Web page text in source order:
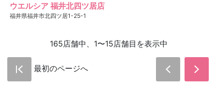
ウエルシア 福井北四ツ居店
福井県福井市北四ツ居1-25-1
165店舗中、1〜15店舗目を表示中
最初のページへ